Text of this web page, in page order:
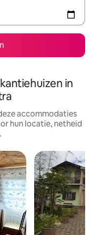
in
accommodaties
hun locatie, netheid